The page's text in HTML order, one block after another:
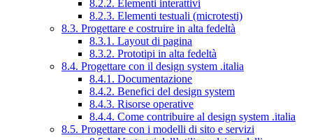
8.2.2. Elementi interattivi
8.2.3. Elementi testuali (microtesti)
8.3. Progettare e costruire in alta fedeltà
8.3.1. Layout di pagina
8.3.2. Prototipi in alta fedeltà
8.4. Progettare con il design system .italia
8.4.1. Documentazione
8.4.2. Benefici del design system
8.4.3. Risorse operative
8.4.4. Come contribuire al design system .italia
8.5. Progettare con i modelli di sito e servizi